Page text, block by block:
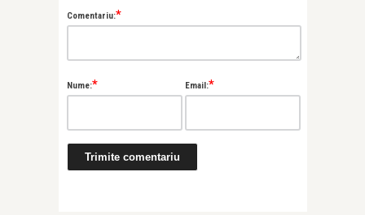
Comentariu:*
Nume:* Email:*